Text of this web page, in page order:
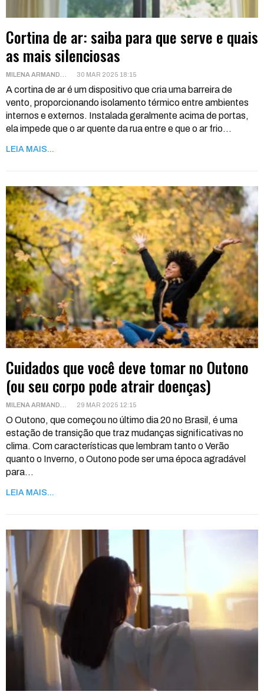
Cortina de ar: saiba para que serve e quais
as mais silenciosas
30 MAR 2025 18:15
A cortina de ar é um dispositivo que cria uma barreira de
vento, proporcionando isolamento térmico entre ambientes
internos e externos. Instalada geralmente acima de portas,
ela impede que o ar quente da rua entre e que o ar frio…
LEIA MAIS...
Cuidados que você deve tomar no Outono
(ou seu corpo pode atrair doenças)
29 MAR 2025 12:15
O Outono, que começou no último dia 20 no Brasil, é uma
estação de transição que traz mudanças significativas no
clima. Com características que lembram tanto o Verão
quanto o Inverno, o Outono pode ser uma época agradável
para…
LEIA MAIS...